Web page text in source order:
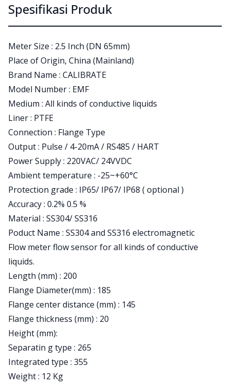
Spesifikasi Produk
Meter Size : 2.5 Inch (DN 65mm)
Place of Origin, China (Mainland)
Brand Name : CALIBRATE
Model Number : EMF
Medium : All kinds of conductive liquids
Liner : PTFE
Connection : Flange Type
Output : Pulse / 4-20mA / RS485 / HART
Power Supply : 220VAC/ 24VVDC
Ambient temperature : -25~+60°C
Protection grade : IP65/ IP67/ IP68 ( optional )
Accuracy : 0.2% 0.5 %
Material : SS304/ SS316
Poduct Name : SS304 and SS316 electromagnetic
Flow meter flow sensor for all kinds of conductive
liquids.
Length (mm) : 200
Flange Diameter(mm) : 185
Flange center distance (mm) : 145
Flange thickness (mm) : 20
Height (mm):
Separatin g type : 265
Integrated type : 355
Weight : 12 Kg